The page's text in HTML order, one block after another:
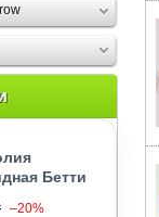
Бетти
–20%